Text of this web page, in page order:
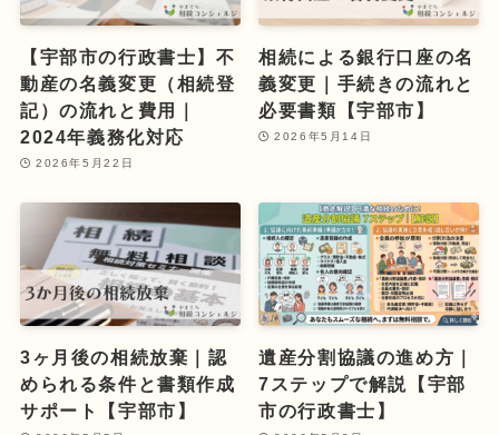
【宇部市の行政書士】不
動産の名義変更（相続登
記）の流れと費用｜
2024年義務化対応
2026年5月22日
相続による銀行口座の名
義変更｜手続きの流れと
必要書類【宇部市】
2026年5月14日
3ヶ月後の相続放棄｜認
められる条件と書類作成
サポート【宇部市】
遺産分割協議の進め方｜
7ステップで解説【宇部
市の行政書士】